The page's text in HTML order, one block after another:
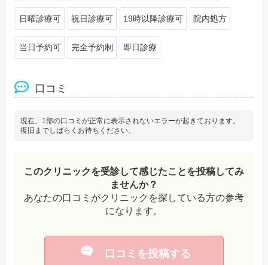
日曜診療可 祝日診療可 19時以降診療可 院内処方
当日予約可 完全予約制 即日診療
口コミ
現在、1部の口コミが正常に表示されないエラーが起きております。
復旧までしばらくお待ちください。
このクリニックを受診して感じたことを投稿してみ
ませんか？
あなたの口コミがクリニックを探している方の参考
になります。
口コミを投稿する